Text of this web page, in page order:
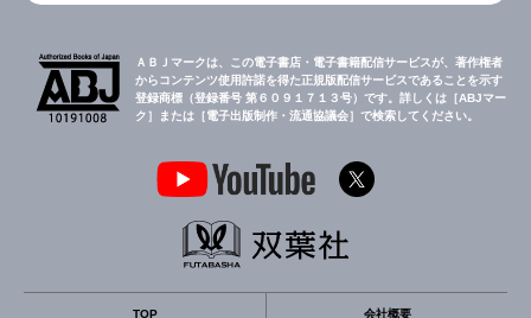
ＡＢＪマークは、この電子書店・電子書籍配信サービスが、著作権者
からコンテンツ使用許諾を得た正規版配信サービスであることを示す
登録商標（登録番号 第６０９１７１３号）です。詳しくは［ABJマー
ク］または［電子出版制作・流通協議会］で検索してください。
TOP 会社概要